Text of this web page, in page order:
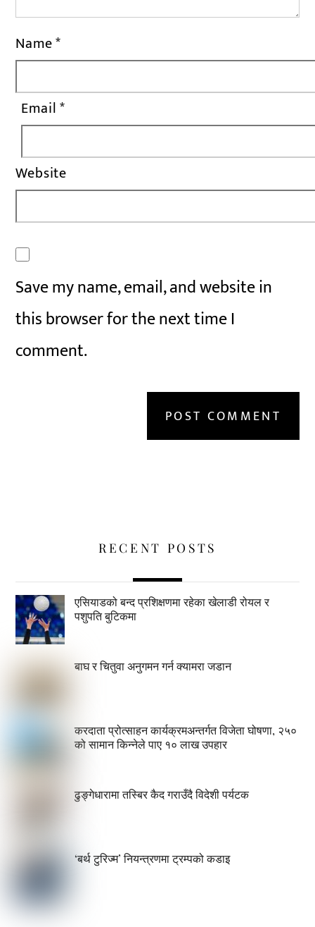
Name*
Email*
Website
Save my name, email, and website in
this browser for the next time I
comment.
RECENT POSTS
एसियाडको बन्द प्रशिक्षणमा रहेका खेलाडी रोयल र
पशुपति बुटिकमा
बाघ र चितुवा अनुगमन गर्न क्यामरा जडान
करदाता प्रोत्साहन कार्यक्रमअन्तर्गत विजेता घोषणा, २५०
को सामान किन्नेले पाए १० लाख उपहार
ढुङ्गेधारामा तस्बिर कैद गराउँदै विदेशी पर्यटक
‘बर्थ टुरिज्म’ नियन्त्रणमा ट्रम्पको कडाइ